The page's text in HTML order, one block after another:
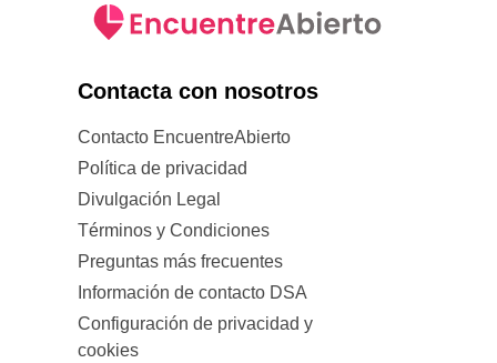
Contacta con nosotros
Contacto EncuentreAbierto
Política de privacidad
Divulgación Legal
Términos y Condiciones
Preguntas más frecuentes
Información de contacto DSA
Configuración de privacidad y
cookies